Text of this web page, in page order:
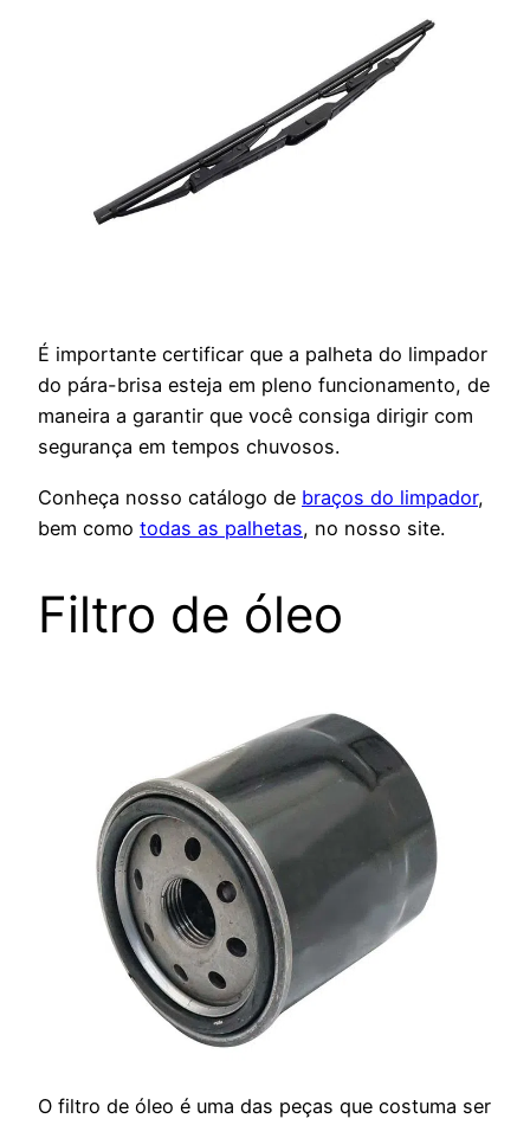
É importante certificar que a palheta do limpador
do pára-brisa esteja em pleno funcionamento, de
maneira a garantir que você consiga dirigir com
segurança em tempos chuvosos.
Conheça nosso catálogo de braços do limpador,
bem como todas as palhetas, no nosso site.
Filtro de óleo
O filtro de óleo é uma das peças que costuma ser